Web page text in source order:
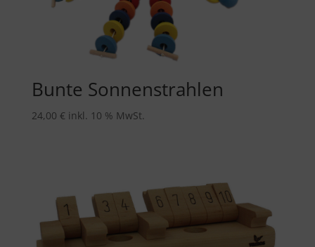
Bunte Sonnenstrahlen
24,00 € inkl. 10 % MwSt.